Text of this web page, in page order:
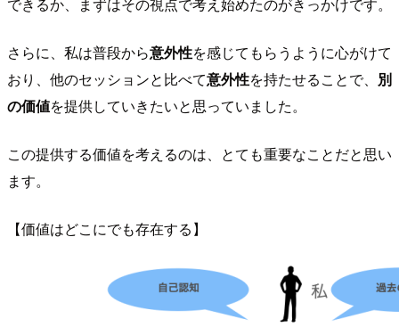
できるか、まずはその視点で考え始めたのがきっかけです。
さらに、私は普段から意外性を感じてもらうように心がけて
おり、他のセッションと比べて意外性を持たせることで、 別
の価値を提供していきたいと思っていました。
この提供する価値を考えるのは、とても重要なことだと思い
ます。
【価値はどこにでも存在する】